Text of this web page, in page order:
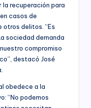
recuperación para
casos de
delitos. “Es
sociedad demanda
compromiso
destacó José
obedece a la
“No podemos